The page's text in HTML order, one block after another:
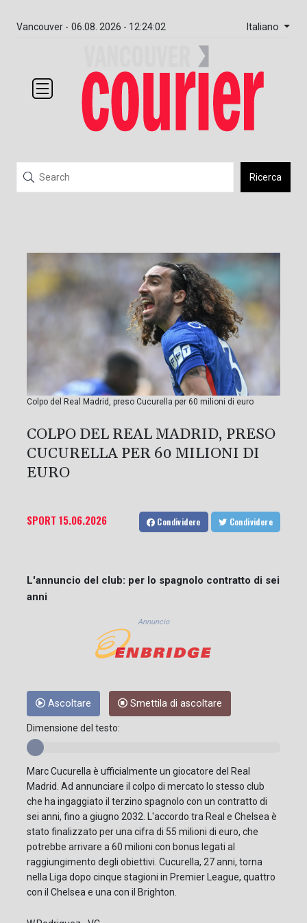
Vancouver - 06.08. 2026 - 12:24:03 Italiano
Ricerca
Colpo del Real Madrid, preso Cucurella per 60 milioni di euro
COLPO DEL REAL MADRID, PRESO
CUCURELLA PER 60 MILIONI DI
EURO
SPORT 15.06.2026 Condividere Condividere
L'annuncio del club: per lo spagnolo contratto di sei
anni
Annuncio
Ascoltare Smettila di ascoltare
Dimensione del testo:
Marc Cucurella è ufficialmente un giocatore del Real
Madrid. Ad annunciare il colpo di mercato lo stesso club
che ha ingaggiato il terzino spagnolo con un contratto di
sei anni, fino a giugno 2032. L'accordo tra Real e Chelsea è
stato finalizzato per una cifra di 55 milioni di euro, che
potrebbe arrivare a 60 milioni con bonus legati al
raggiungimento degli obiettivi. Cucurella, 27 anni, torna
nella Liga dopo cinque stagioni in Premier League, quattro
con il Chelsea e una con il Brighton.